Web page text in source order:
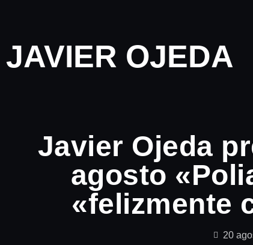
JAVIER OJEDA
Javier Ojeda
agosto
«felizmente
20